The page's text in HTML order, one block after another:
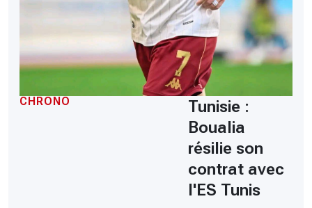
CHRONO
Tunisie :
Boualia
résilie son
contrat avec
l'ES Tunis